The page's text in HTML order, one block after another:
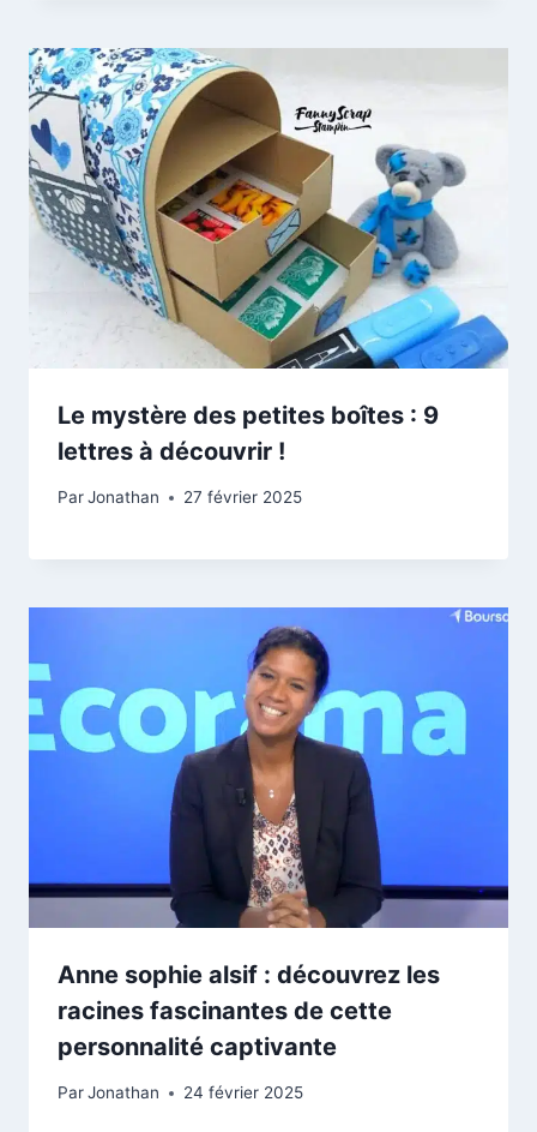
Le mystère des petites boîtes : 9
lettres à découvrir !
ParJonathan 27 février 2025
Anne sophie alsif : découvrez les
racines fascinantes de cette
personnalité captivante
ParJonathan 24 février 2025